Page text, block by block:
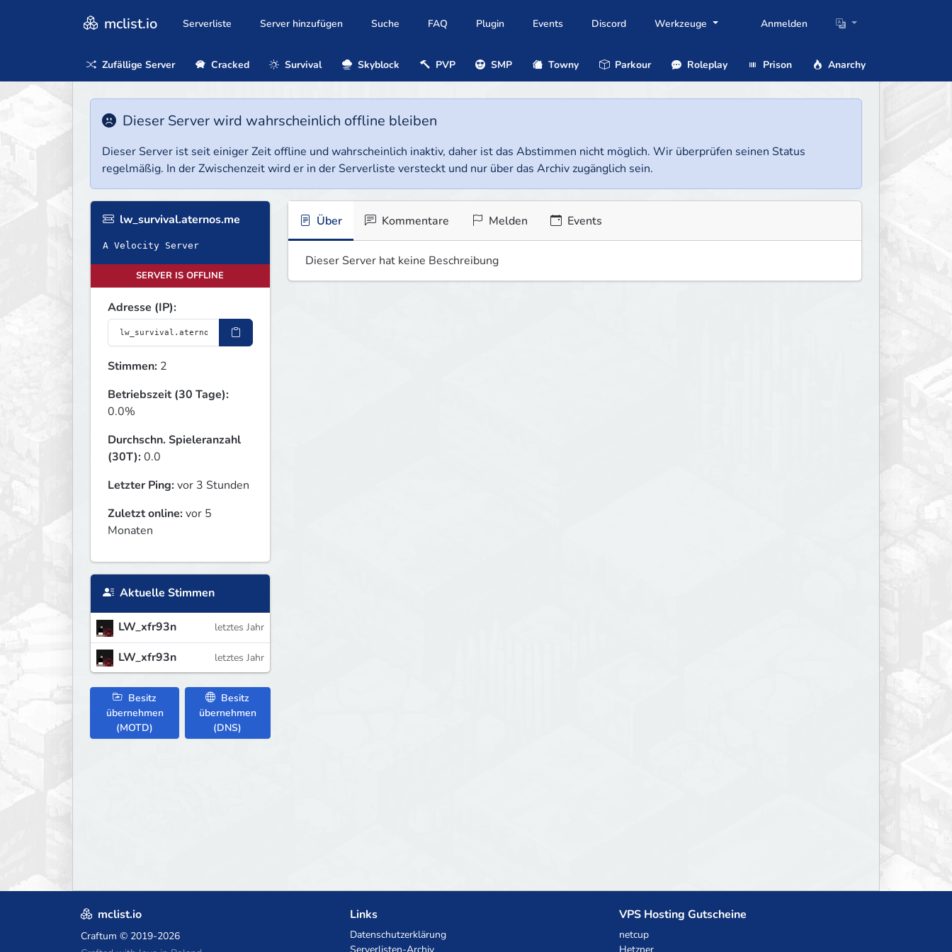
mclist.io Serverliste Server hinzufügen Suche FAQ Plugin Events Discord Werkzeuge Anmelden
Zufällige Server Cracked Survival Skyblock PVP SMP Towny Parkour Roleplay Prison Anarchy
Dieser Server wird wahrscheinlich offline bleiben
Dieser Server ist seit einiger Zeit offline und wahrscheinlich inaktiv, daher ist das Abstimmen nicht möglich. Wir überprüfen seinen Status
regelmäßig. In der Zwischenzeit wird er in der Serverliste versteckt und nur über das Archiv zugänglich sein.
lw_survival.aternos.me
A Velocity Server
SERVER IS OFFLINE
Adresse (IP):
Stimmen: 2
Betriebszeit (30 Tage):
0.0%
Durchschn. Spieleranzahl
(30T):0.0
Letzter Ping:vor 3 Stunden
Zuletzt online:vor 5
Monaten
Aktuelle Stimmen
LW_xfr93n letztes Jahr
LW_xfr93n letztes Jahr
Besitz
übernehmen
(MOTD)
Besitz
übernehmen
(DNS)
Über Kommentare Melden Events
Dieser Server hat keine Beschreibung
mclist.io
Craftum © 2019-2026
Links
Datenschutzerklärung
VPS Hosting Gutscheine
netcup